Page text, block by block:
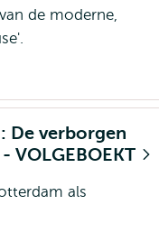
de moderne,
De verborgen
VOLGEBOEKT
als